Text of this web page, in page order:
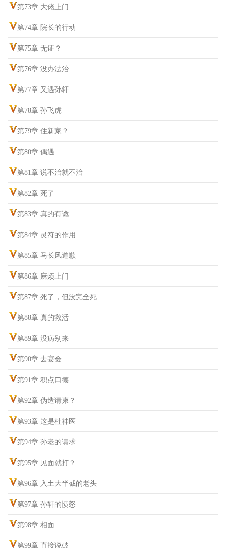
第73章 大佬上门
第74章 院长的行动
第75章 无证？
第76章 没办法治
第77章 又遇孙轩
第78章 孙飞虎
第79章 住新家？
第80章 偶遇
第81章 说不治就不治
第82章 死了
第83章 真的有诡
第84章 灵符的作用
第85章 马长风道歉
第86章 麻烦上门
第87章 死了，但没完全死
第88章 真的救活
第89章 没病别来
第90章 去宴会
第91章 积点口德
第92章 伪造请柬？
第93章 这是杜神医
第94章 孙老的请求
第95章 见面就打？
第96章 入土大半截的老头
第97章 孙轩的愤怒
第98章 相面
第99章 直接说破